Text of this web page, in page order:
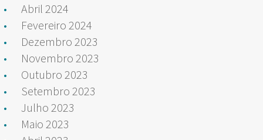
Abril 2024
Fevereiro 2024
Dezembro 2023
Novembro 2023
Outubro 2023
Setembro 2023
Julho 2023
Maio 2023